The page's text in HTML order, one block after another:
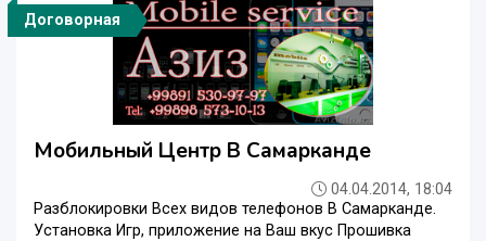
Договорная
Мобильный Центр В Самарканде
04.04.2014, 18:04
Разблокировки Всех видов телефонов В Самарканде.
Установка Игр, приложение на Ваш вкус Прошивка